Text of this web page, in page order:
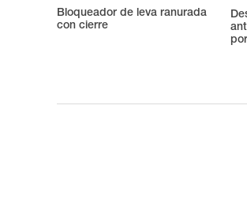
Bloqueador de leva ranurada
con cierre